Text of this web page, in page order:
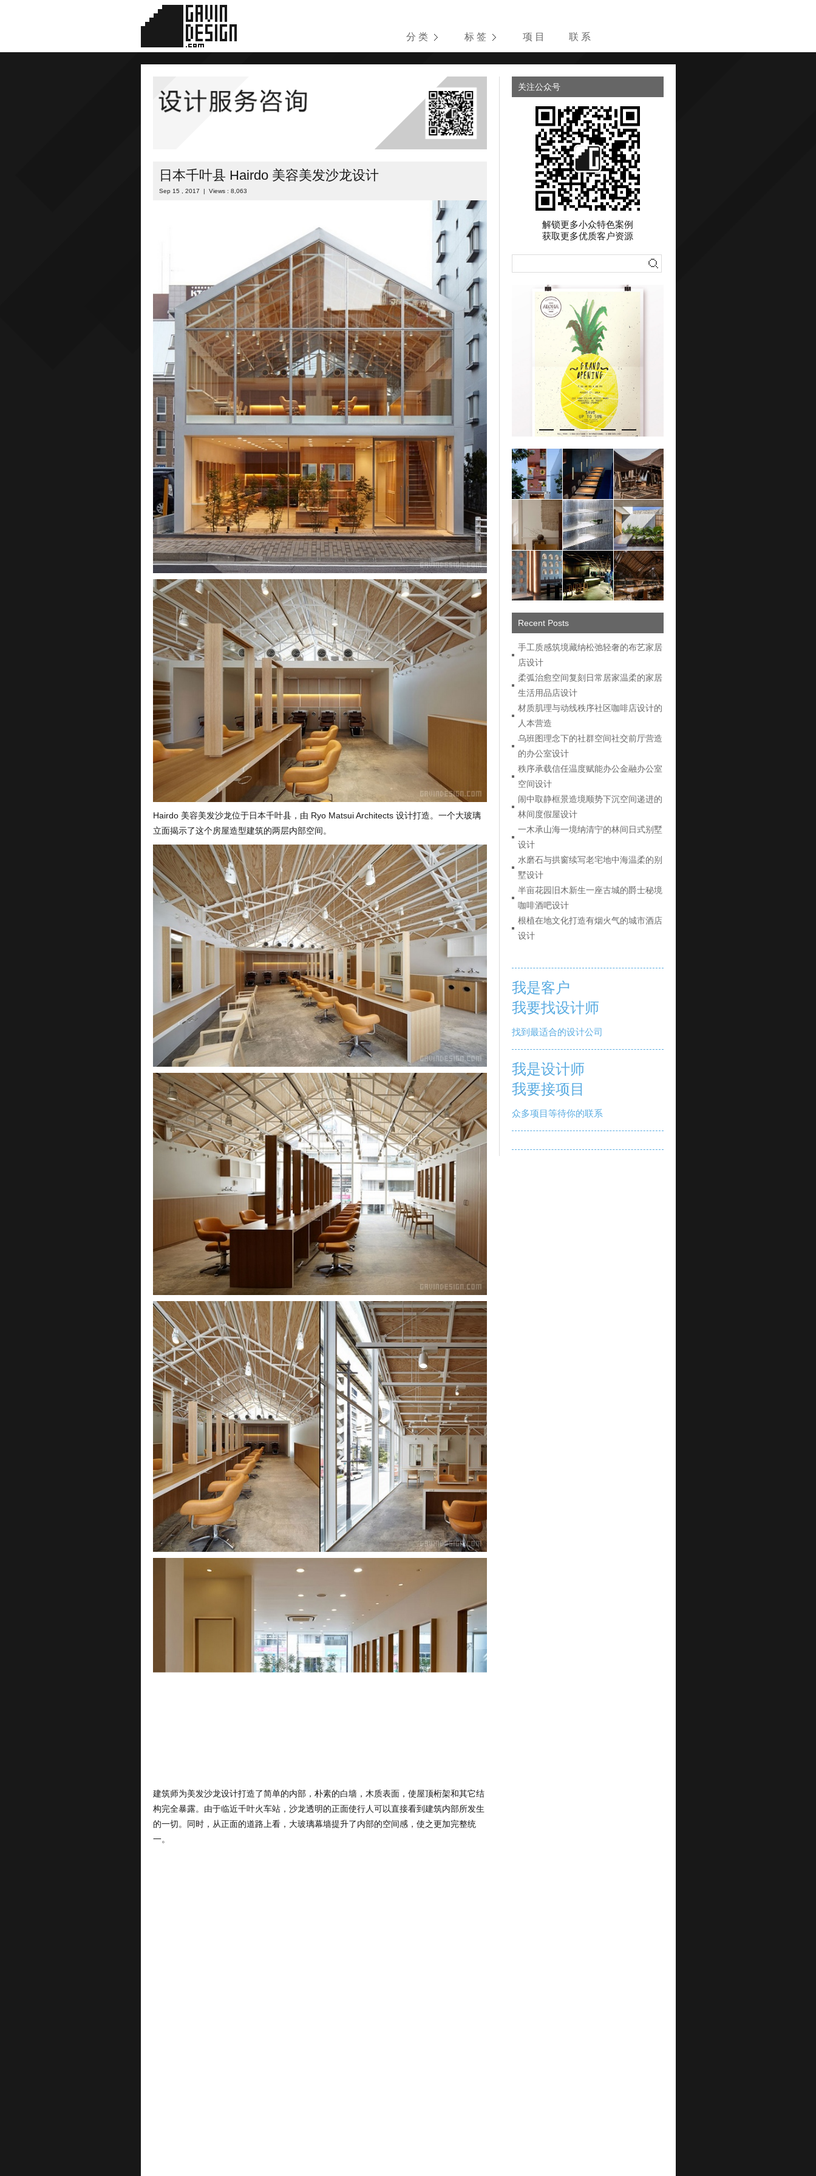
分 类 标 签 项 目 联 系
日本千叶县 Hairdo 美容美发沙龙设计
Sep 15 , 2017 | Views : 8,063
Hairdo 美容美发沙龙位于日本千叶县，由 Ryo Matsui Architects 设计打造。一个大玻璃
立面揭示了这个房屋造型建筑的两层内部空间。
建筑师为美发沙龙设计打造了简单的内部，朴素的白墙，木质表面，使屋顶桁架和其它结
构完全暴露。由于临近千叶火车站，沙龙透明的正面使行人可以直接看到建筑内部所发生
的一切。同时，从正面的道路上看，大玻璃幕墙提升了内部的空间感，使之更加完整统
一。
关注公众号
解锁更多小众特色案例
获取更多优质客户资源
Recent Posts
手工质感筑境藏纳松弛轻奢的布艺家居
店设计
柔弧治愈空间复刻日常居家温柔的家居
生活用品店设计
材质肌理与动线秩序社区咖啡店设计的
人本营造
乌班图理念下的社群空间社交前厅营造
的办公室设计
秩序承载信任温度赋能办公金融办公室
空间设计
闹中取静框景造境顺势下沉空间递进的
林间度假屋设计
一木承山海一境纳清宁的林间日式别墅
设计
水磨石与拱窗续写老宅地中海温柔的别
墅设计
半亩花园旧木新生一座古城的爵士秘境
咖啡酒吧设计
根植在地文化打造有烟火气的城市酒店
设计
我是客户
我要找设计师
找到最适合的设计公司
我是设计师
我要接项目
众多项目等待你的联系